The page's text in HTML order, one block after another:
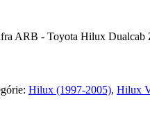
ARB - Toyota Hilux
Hilux (1997-2005), Hilux